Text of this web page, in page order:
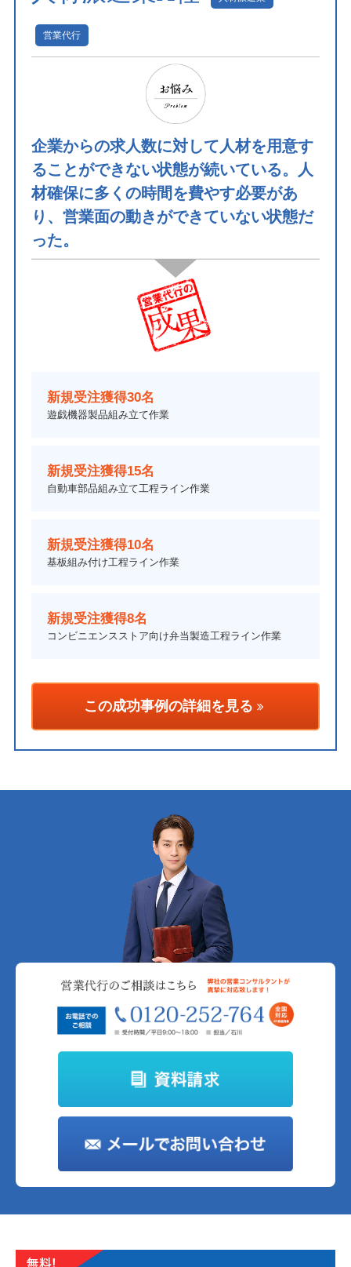
営業代行
企業からの求人数に対して人材を用意す
ることができない状態が続いている。人
材確保に多くの時間を費やす必要があ
り、営業面の動きができていない状態だ
った。
新規受注獲得30名
遊戯機器製品組み立て作業
新規受注獲得15名
自動車部品組み立て工程ライン作業
新規受注獲得10名
基板組み付け工程ライン作業
新規受注獲得8名
コンビニエンスストア向け弁当製造工程ライン作業
この成功事例の詳細を見る